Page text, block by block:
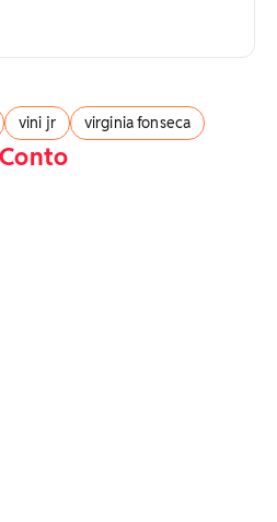
vini jr virginia fonseca